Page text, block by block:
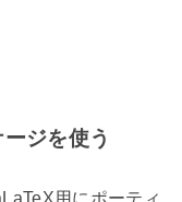
ジを使う
用にポーティ